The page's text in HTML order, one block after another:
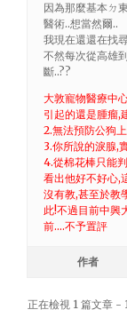
因為那麼基本ㄉ
醫術..想當然爾..
我現在還還在找
不然每次從高雄
斷..??
大敦寵物醫療中
引起的還是腫瘤,
2.無法預防公狗
3.你所說的淚腺,
4.從棉花棒只能
看出他好不好心,
沒有教,甚至於教
此!不過目前中興
前….不予置評
作者
正在檢視 1 篇文章 -